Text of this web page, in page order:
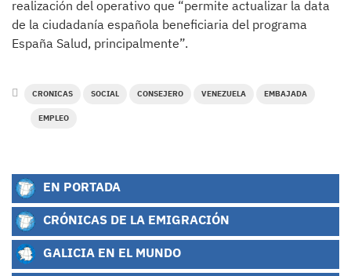
realización del operativo que “permite actualizar la data
de la ciudadanía española beneficiaria del programa
España Salud, principalmente”.
CRONICAS SOCIAL CONSEJERO VENEZUELA EMBAJADA
EMPLEO
EN PORTADA
CRÓNICAS DE LA EMIGRACIÓN
GALICIA EN EL MUNDO